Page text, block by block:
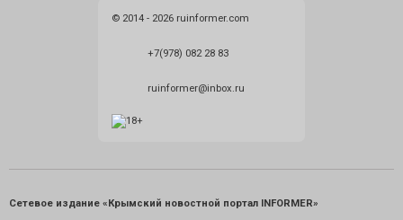
© 2014 - 2026 ruinformer.com
+7(978) 082 28 83
ruinformer@inbox.ru
Сетевое издание «Крымский новостной портал INFORMER»